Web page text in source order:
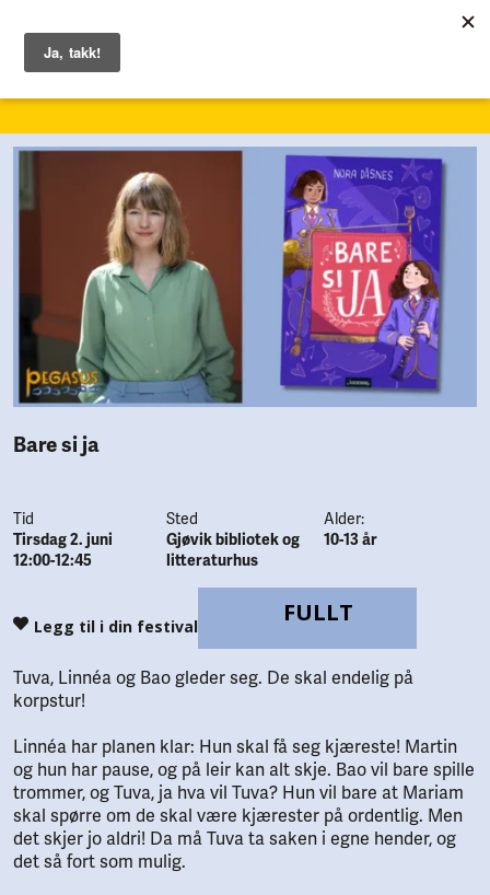
Bare si ja
Tid
Tirsdag 2. juni
12:00-12:45
Sted
Gjøvik bibliotek og
litteraturhus
Alder:
10-13 år
Legg til i din festival FULLT
Tuva, Linnéa og Bao gleder seg. De skal endelig på
korpstur!
Linnéa har planen klar: Hun skal få seg kjæreste! Martin
og hun har pause, og på leir kan alt skje. Bao vil bare spille
trommer, og Tuva, ja hva vil Tuva? Hun vil bare at Mariam
skal spørre om de skal være kjærester på ordentlig. Men
det skjer jo aldri! Da må Tuva ta saken i egne hender, og
det så fort som mulig.